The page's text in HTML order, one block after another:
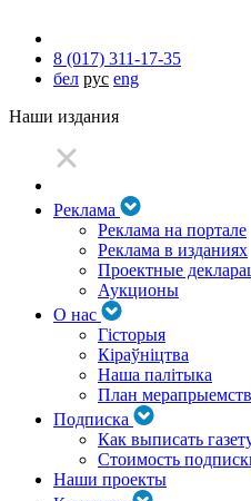
8 (017) 311-17-35
бел рус eng
Наши издания
Реклама
Реклама на портале
Реклама в изданиях
Проектные
Аукционы
О нас
Гісторыя
Кіраўніцтва
Наша палітыка
План
Подписка
Как выписать
Стоимость
Наши проекты